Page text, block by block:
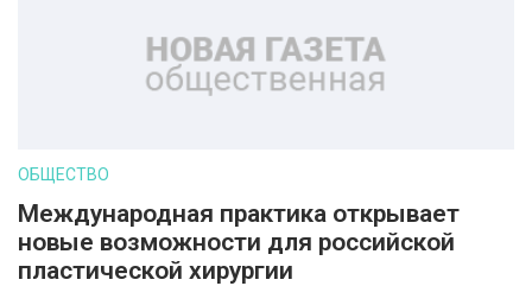
ОБЩЕСТВО
Международная практика открывает
новые возможности для российской
пластической хирургии